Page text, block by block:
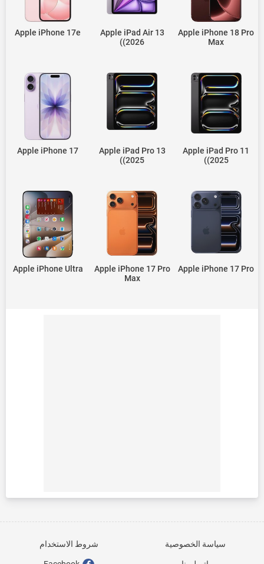
Apple iPhone 18 Pro
Max
Apple iPad Air 13
(2026)
Apple iPhone 17e
Apple iPad Pro 11
(2025)
Apple iPad Pro 13
(2025)
Apple iPhone 17
Apple iPhone 17 Pro
Apple iPhone 17 Pro
Max
Apple iPhone Ultra
سياسة الخصوصية شروط الاستخدام